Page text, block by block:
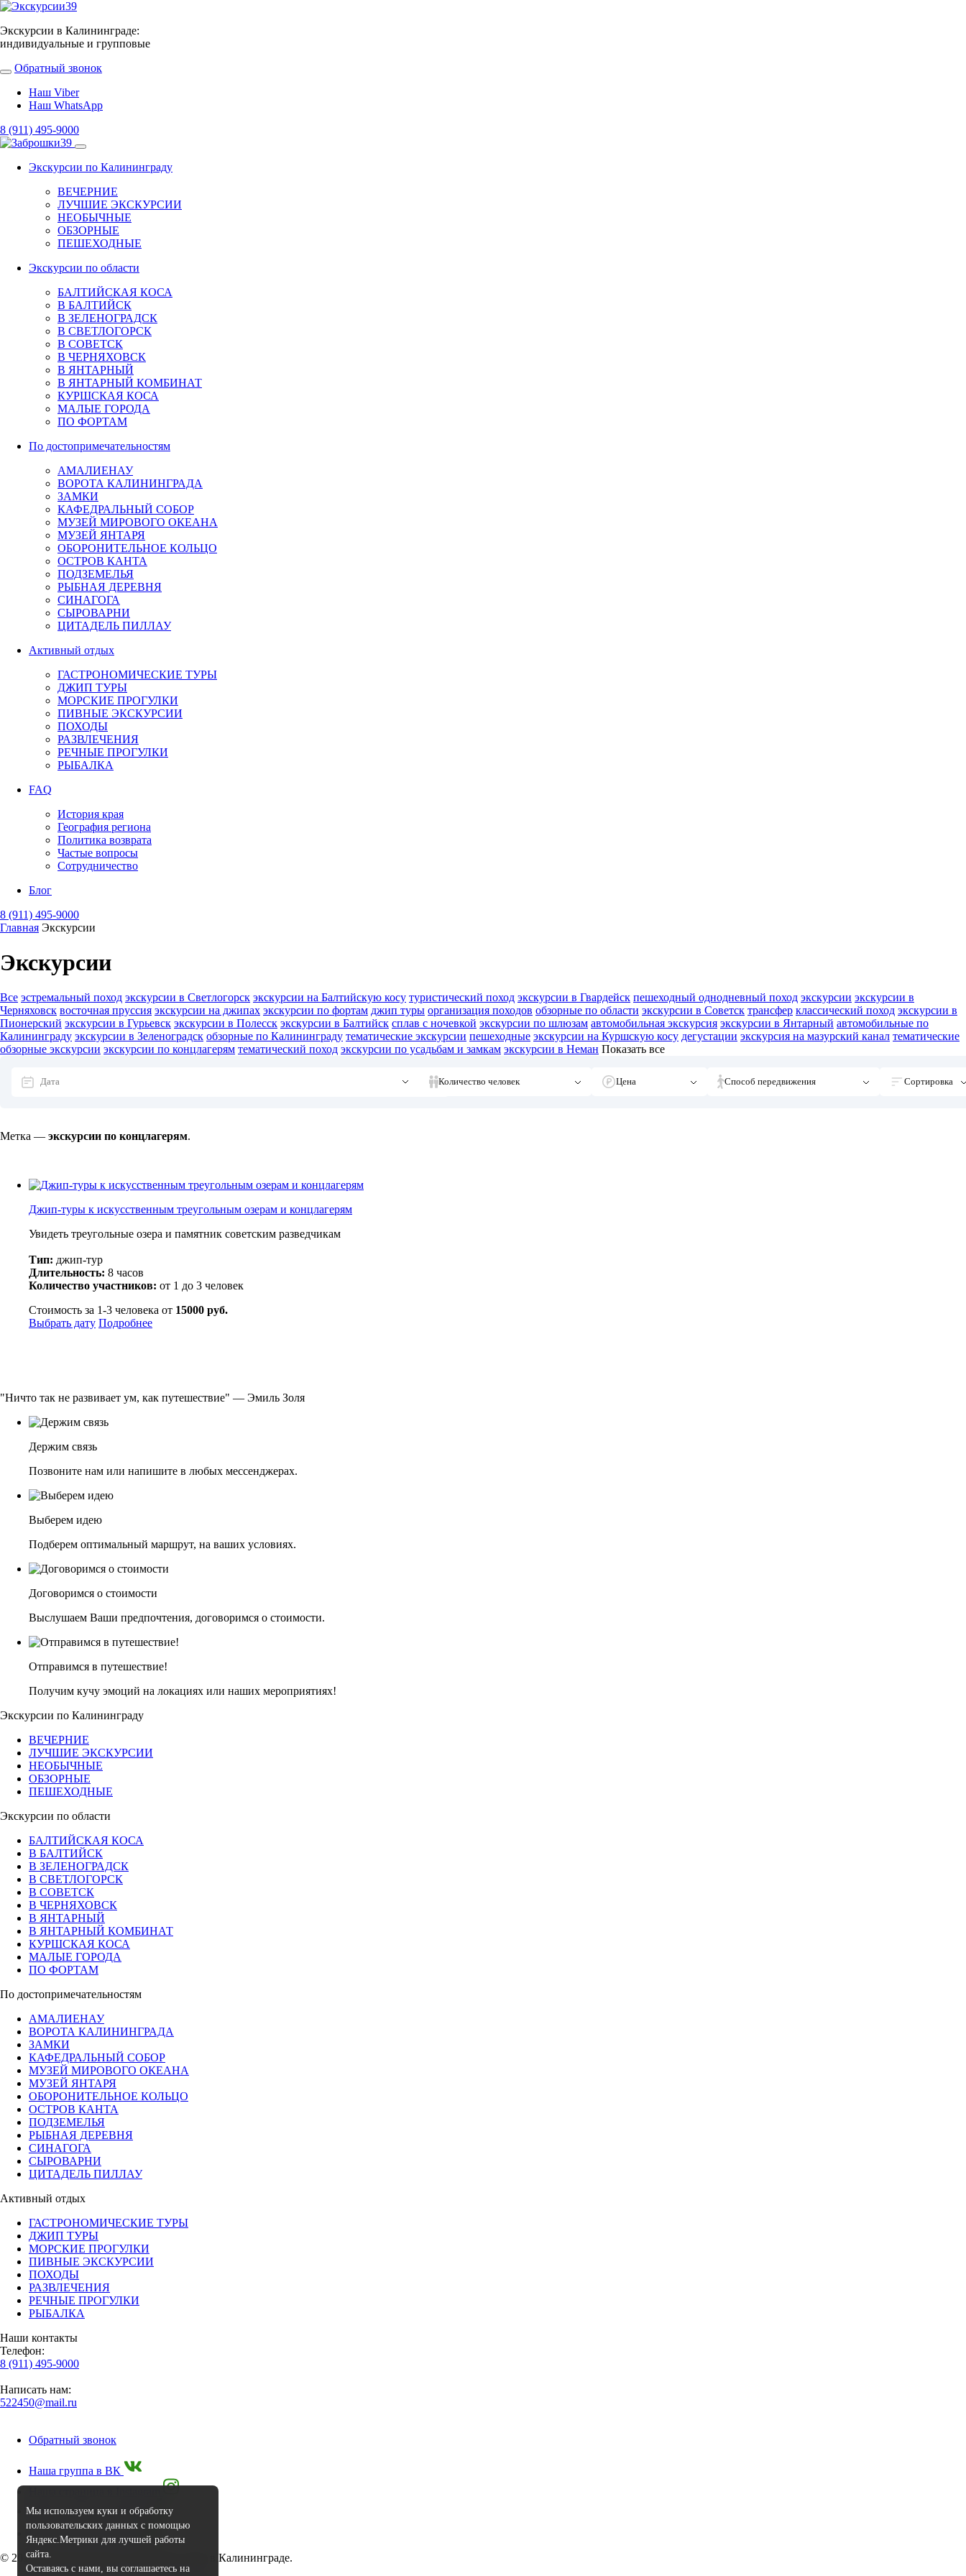
Экскурсии в Калининграде:
индивидуальные и групповые
Обратный звонок
Наш Viber
Наш WhatsApp
8 (911) 495-9000
Экскурсии по Калининграду
ВЕЧЕРНИЕ
ЛУЧШИЕ ЭКСКУРСИИ
НЕОБЫЧНЫЕ
ОБЗОРНЫЕ
ПЕШЕХОДНЫЕ
Экскурсии по области
БАЛТИЙСКАЯ КОСА
В БАЛТИЙСК
В ЗЕЛЕНОГРАДСК
В СВЕТЛОГОРСК
В СОВЕТСК
В ЧЕРНЯХОВСК
В ЯНТАРНЫЙ
В ЯНТАРНЫЙ КОМБИНАТ
КУРШСКАЯ КОСА
МАЛЫЕ ГОРОДА
ПО ФОРТАМ
По достопримечательностям
АМАЛИЕНАУ
ВОРОТА КАЛИНИНГРАДА
ЗАМКИ
КАФЕДРАЛЬНЫЙ СОБОР
МУЗЕЙ МИРОВОГО ОКЕАНА
МУЗЕЙ ЯНТАРЯ
ОБОРОНИТЕЛЬНОЕ КОЛЬЦО
ОСТРОВ КАНТА
ПОДЗЕМЕЛЬЯ
РЫБНАЯ ДЕРЕВНЯ
СИНАГОГА
СЫРОВАРНИ
ЦИТАДЕЛЬ ПИЛЛАУ
Активный отдых
ГАСТРОНОМИЧЕСКИЕ ТУРЫ
ДЖИП ТУРЫ
МОРСКИЕ ПРОГУЛКИ
ПИВНЫЕ ЭКСКУРСИИ
ПОХОДЫ
РАЗВЛЕЧЕНИЯ
РЕЧНЫЕ ПРОГУЛКИ
РЫБАЛКА
FAQ
История края
География региона
Политика возврата
Частые вопросы
Сотрудничество
Блог
8 (911) 495-9000
Главная Экскурсии
Экскурсии
Все эстремальный поход экскурсии в Светлогорск экскурсии на Балтийскую косу туристический поход экскурсии в Гвардейск пешеходный однодневный поход экскурсии экскурсии в
Черняховск восточная пруссия экскурсии на джипах экскурсии по фортам джип туры организация походов обзорные по области экскурсии в Советск трансфер классический поход экскурсии в
Пионерский экскурсии в Гурьевск экскурсии в Полесск экскурсии в Балтийск сплав с ночевкой экскурсии по шлюзам автомобильная экскурсия экскурсии в Янтарный автомобильные по
Калининграду экскурсии в Зеленоградск обзорные по Калининграду тематические экскурсии пешеходные экскурсии на Куршскую косу дегустации экскурсия на мазурский канал тематические
обзорные экскурсии экскурсии по концлагерям тематический поход экскурсии по усадьбам и замкам экскурсии в Неман Показать все
Количество человек Цена Способ передвижения Сортировка
Метка — экскурсии по концлагерям.
Джип-туры к искусственным треугольным озерам и концлагерям
Увидеть треугольные озера и памятник советским разведчикам
Тип: джип-тур
Длительность: 8 часов
Количество участников: от 1 до 3 человек
Стоимость за 1-3 человека от 15000 руб.
Выбрать дату Подробнее
"Ничто так не развивает ум, как путешествие" — Эмиль Золя
Держим связь
Позвоните нам или напишите в любых мессенджерах.
Выберем идею
Подберем оптимальный маршрут, на ваших условиях.
Договоримся о стоимости
Выслушаем Ваши предпочтения, договоримся о стоимости.
Отправимся в путешествие!
Получим кучу эмоций на локациях или наших мероприятиях!
Экскурсии по Калининграду
ВЕЧЕРНИЕ
ЛУЧШИЕ ЭКСКУРСИИ
НЕОБЫЧНЫЕ
ОБЗОРНЫЕ
ПЕШЕХОДНЫЕ
Экскурсии по области
БАЛТИЙСКАЯ КОСА
В БАЛТИЙСК
В ЗЕЛЕНОГРАДСК
В СВЕТЛОГОРСК
В СОВЕТСК
В ЧЕРНЯХОВСК
В ЯНТАРНЫЙ
В ЯНТАРНЫЙ КОМБИНАТ
КУРШСКАЯ КОСА
МАЛЫЕ ГОРОДА
ПО ФОРТАМ
По достопримечательностям
АМАЛИЕНАУ
ВОРОТА КАЛИНИНГРАДА
ЗАМКИ
КАФЕДРАЛЬНЫЙ СОБОР
МУЗЕЙ МИРОВОГО ОКЕАНА
МУЗЕЙ ЯНТАРЯ
ОБОРОНИТЕЛЬНОЕ КОЛЬЦО
ОСТРОВ КАНТА
ПОДЗЕМЕЛЬЯ
РЫБНАЯ ДЕРЕВНЯ
СИНАГОГА
СЫРОВАРНИ
ЦИТАДЕЛЬ ПИЛЛАУ
Активный отдых
ГАСТРОНОМИЧЕСКИЕ ТУРЫ
ДЖИП ТУРЫ
МОРСКИЕ ПРОГУЛКИ
ПИВНЫЕ ЭКСКУРСИИ
ПОХОДЫ
РАЗВЛЕЧЕНИЯ
РЕЧНЫЕ ПРОГУЛКИ
РЫБАЛКА
Наши контакты
Телефон:
8 (911) 495-9000
Написать нам:
522450@mail.ru
Обратный звонок
Наша группа в ВК
Наша группа в Facebook
Наш канал на YouTube
© 2010-2026 Экскурсии и авторские туры в Калининграде.
Мы используем куки и обработку
пользовательских данных с помощью
Яндекс.Метрики для лучшей работы
сайта.
Оставаясь с нами, вы соглашаетесь на